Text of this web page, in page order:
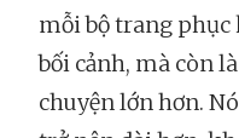
mỗi bộ trang
bối cảnh, mà còn
chuyện lớn hơn.